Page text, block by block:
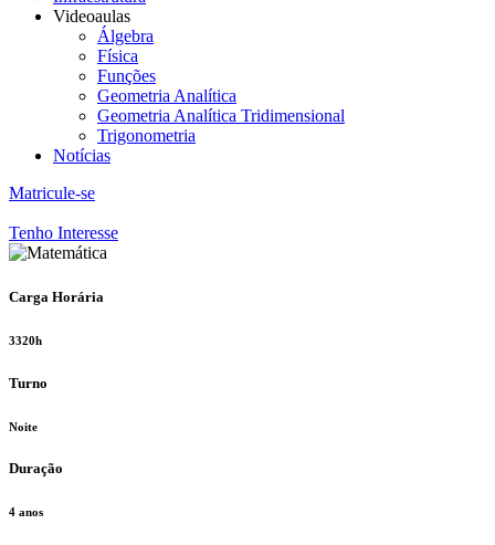
Videoaulas
Álgebra
Física
Funções
Geometria Analítica
Geometria Analítica Tridimensional
Trigonometria
Notícias
Matricule-se
Tenho Interesse
Carga Horária
3320h
Turno
Noite
Duração
4 anos